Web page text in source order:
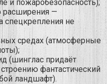
и пожаробезопасность);
расширения —
спецкрепления не
средах (атмосферные
(шинглас придаёт
фантастический
ландшафт).